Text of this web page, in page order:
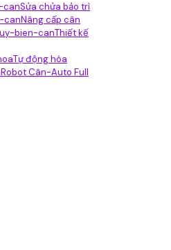
Sửa chửa bảo trì
Nâng cấp cân
Thiết kế
Tự động hóa
Robot Cân-Auto Full